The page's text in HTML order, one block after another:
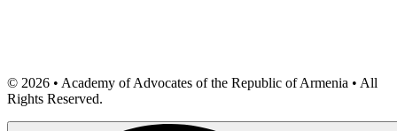
© 2026 • Academy of Advocates of the Republic of Armenia • All
Rights Reserved.